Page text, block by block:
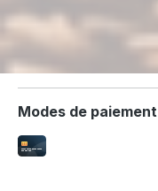
Modes de paiement